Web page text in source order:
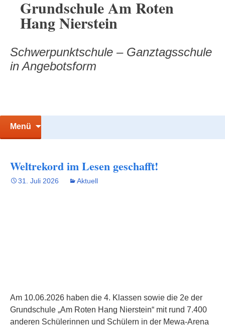
springen
Grundschule Am Roten
Hang Nierstein
Schwerpunktschule – Ganztagsschule
in Angebotsform
Menü
Weltrekord im Lesen geschafft!
31. Juli 2026 Aktuell
Am 10.06.2026 haben die 4. Klassen sowie die 2e der
Grundschule „Am Roten Hang Nierstein“ mit rund 7.400
anderen Schülerinnen und Schülern in der Mewa-Arena